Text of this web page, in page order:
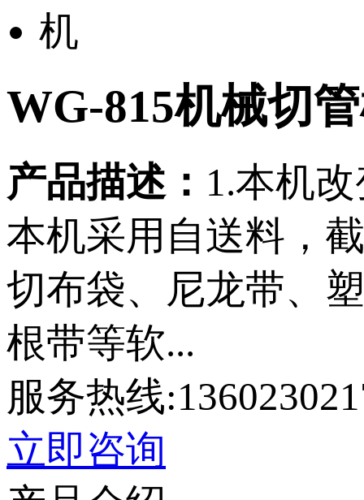
WG-815机械切
产品描述： 1.本机
本机采用自送料，
切布袋、尼龙带、
根带等软...
服务热线
立即咨询